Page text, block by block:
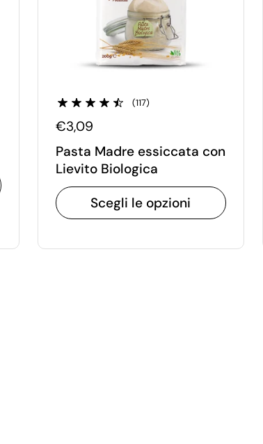
(117)
€3,09
Pasta Madre essiccata con
Lievito Biologica
Scegli le opzioni